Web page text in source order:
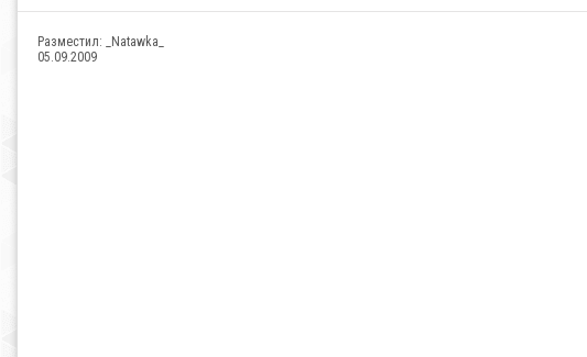
Разместил:
_Natawka_
05.09.2009